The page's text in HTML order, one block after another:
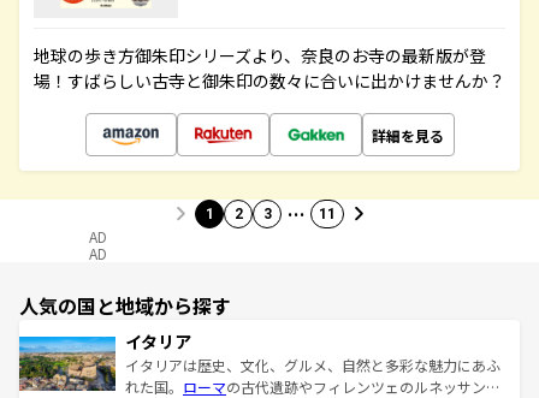
地球の歩き方御朱印シリーズより、奈良のお寺の最新版が登
場！すばらしい古寺と御朱印の数々に合いに出かけませんか？
詳細を見る
1 2 3 … 11
AD
AD
人気の国と地域から探す
イタリア
イタリアは歴史、文化、グルメ、自然と多彩な魅力にあふ
れた国。 ローマの古代遺跡やフィレンツェのルネッサンス